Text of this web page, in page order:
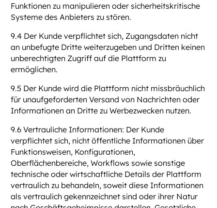
Funktionen zu manipulieren oder sicherheitskritische
Systeme des Anbieters zu stören.
9.4 Der Kunde verpflichtet sich, Zugangsdaten nicht
an unbefugte Dritte weiterzugeben und Dritten keinen
unberechtigten Zugriff auf die Plattform zu
ermöglichen.
9.5 Der Kunde wird die Plattform nicht missbräuchlich
für unaufgeforderten Versand von Nachrichten oder
Informationen an Dritte zu Werbezwecken nutzen.
9.6 Vertrauliche Informationen: Der Kunde
verpflichtet sich, nicht öffentliche Informationen über
Funktionsweisen, Konfigurationen,
Oberflächenbereiche, Workflows sowie sonstige
technische oder wirtschaftliche Details der Plattform
vertraulich zu behandeln, soweit diese Informationen
als vertraulich gekennzeichnet sind oder ihrer Natur